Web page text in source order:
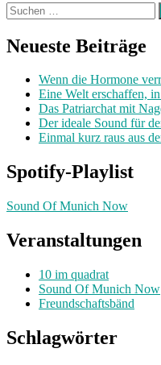
Suchen
nach:
Neueste Beiträge
Wenn die Hormone
Eine Welt erschaffen,
Das Patriarchat mit
Der ideale Sound für
Einmal kurz raus aus
Spotify-Playlist
Sound Of Munich Now
Veranstaltungen
10 im quadrat
Sound Of Munich Now
Freundschaftsbänd
Schlagwörter